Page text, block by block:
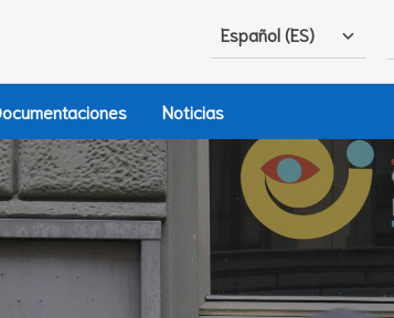
Español (ES)
Noticias